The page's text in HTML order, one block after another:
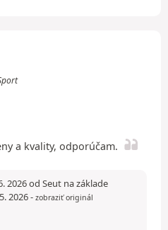
a kvality, odporúčam.
2026 od Seut na základe
2026- zobraziť originál